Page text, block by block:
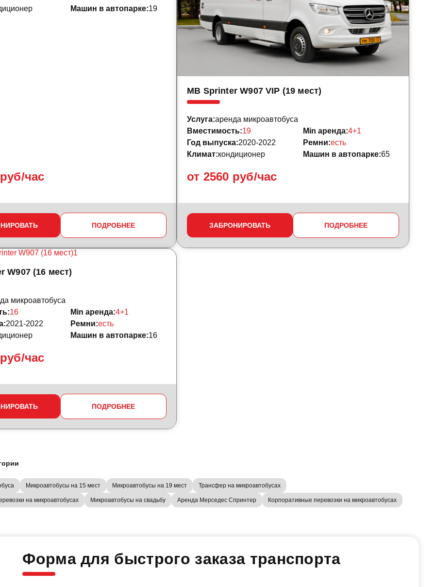
час
Машин в автопарке:19
ПОДРОБНЕЕ
MB Sprinter W907 VIP (19 мест)
от 2560 руб/час
Услуга:аренда микроавтобуса
Вместимость:19 Min аренда:4+1
Год выпуска:2020-2022 Ремни:есть
Климат:кондиционер Машин в автопарке:65
ЗАБРОНИРОВАТЬ ПОДРОБНЕЕ
W907 (16 мест)
час
микроавтобуса
16 Min аренда:4+1
2021-2022 Ремни:есть
Машин в автопарке:16
ПОДРОБНЕЕ
Микроавтобусы на 15 мест Микроавтобусы на 19 мест Трансфер на микроавтобусах
на микроавтобусах Микроавтобусы на свадьбу Аренда Мерседес Спринтер Корпоративные перевозки на микроавтобусах
Форма для быстрого заказа транспорта